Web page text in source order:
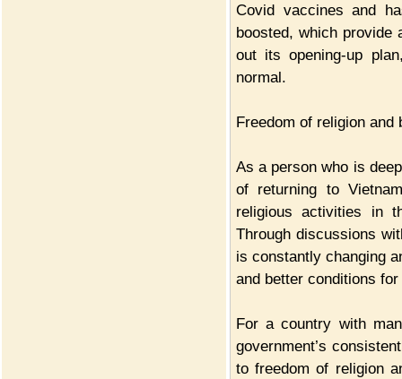
Covid vaccines and
boosted, which provide
out its opening-up
normal.
Freedom of religion and
As a person who is
of returning to
religious activities in
Through discussions
is constantly changing
and better conditions
For a country with
government’s
to freedom of religion